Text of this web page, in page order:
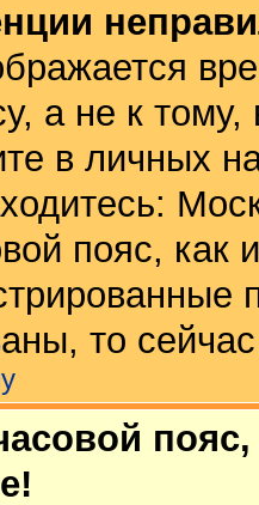
а не к
в личных
пояс, как
то